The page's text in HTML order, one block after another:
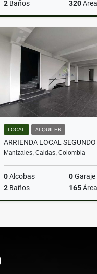
2 Baños 320
LOCAL ALQUILER
Manizales, Caldas, Colombia
0Alcobas 0Garaje
2 Baños 165
$7.000.000